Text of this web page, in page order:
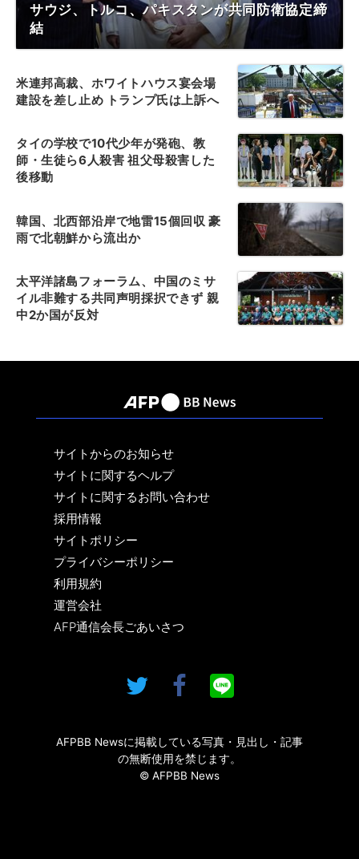
サウジ、トルコ、パキスタンが共同防衛協定締
結
米連邦高裁、ホワイトハウス宴会場
建設を差し止め トランプ氏は上訴へ
タイの学校で10代少年が発砲、教
師・生徒ら6人殺害 祖父母殺害した
後移動
韓国、北西部沿岸で地雷15個回収 豪
雨で北朝鮮から流出か
太平洋諸島フォーラム、中国のミサ
イル非難する共同声明採択できず 親
中2か国が反対
サイトからのお知らせ
サイトに関するヘルプ
サイトに関するお問い合わせ
採用情報
サイトポリシー
プライバシーポリシー
利用規約
運営会社
AFP通信会長ごあいさつ
AFPBB Newsに掲載している写真・見出し・記事
の無断使用を禁じます。
© AFPBB News